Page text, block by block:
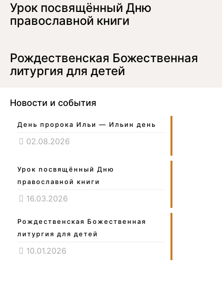
Урок посвящённый Дню
православной книги
Рождественская Божественная
литургия для детей
Новости и события
День пророка Ильи — Ильин день
02.08.2026
Урок посвящённый Дню
православной книги
16.03.2026
Рождественская Божественная
литургия для детей
10.01.2026